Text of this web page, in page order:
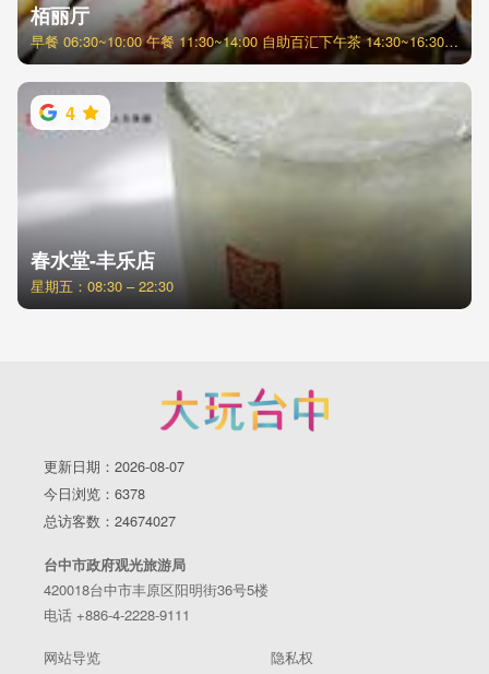
栢丽厅
早餐 06:30~10:00 午餐 11:30~14:00 自助百汇下午茶 14:30~16:30 (每周五、六、日) 晚餐 18:00~21:00
4
春水堂-丰乐店
星期五：08:30 – 22:30
更新日期：2026-08-07
今日浏览：6378
总访客数：24674027
台中市政府观光旅游局
420018台中市丰原区阳明街36号5楼
电话 +886-4-2228-9111
网站导览
隐私权